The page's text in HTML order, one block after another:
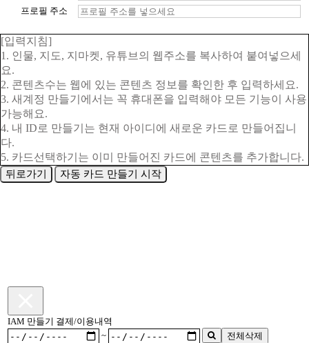
프로필 주소
[입력지침]
1. 인물, 지도, 지마켓, 유튜브의 웹주소를 복사하여 붙여넣으세
요.
2. 콘텐츠수는 웹에 있는 콘텐츠 정보를 확인한 후 입력하세요.
3. 새계정 만들기에서는 꼭 휴대폰을 입력해야 모든 기능이 사용
가능해요.
4. 내 ID로 만들기는 현재 아이디에 새로운 카드로 만들어집니
다.
5. 카드선택하기는 이미 만들어진 카드에 콘텐츠를 추가합니다.
뒤로가기 자동 카드 만들기 시작
IAM 만들기 결제/이용내역
~
전체삭제